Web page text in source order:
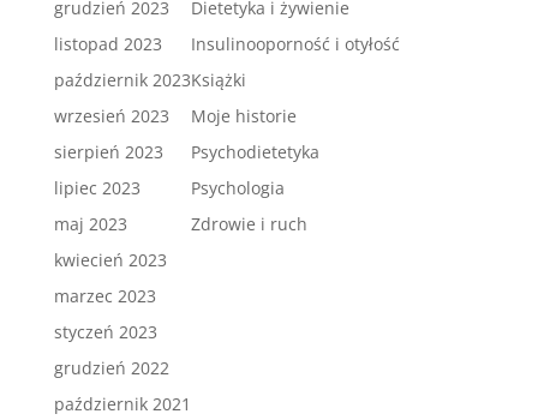
grudzień 2023
listopad 2023
październik 2023
wrzesień 2023
sierpień 2023
lipiec 2023
maj 2023
kwiecień 2023
marzec 2023
styczeń 2023
grudzień 2022
październik 2021
Dietetyka i żywienie
Insulinooporność i otyłość
Książki
Moje historie
Psychodietetyka
Psychologia
Zdrowie i ruch